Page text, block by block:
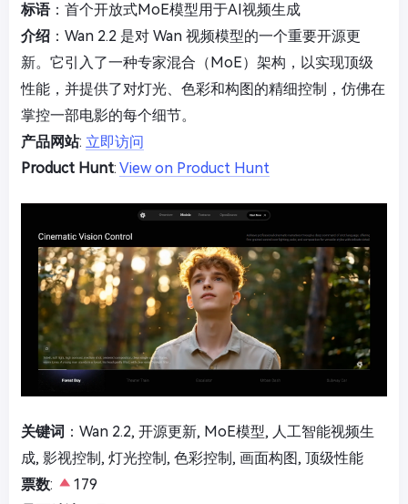
标语：首个开放式MoE模型用于AI视频生成
介绍 ：Wan 2.2 是对 Wan 视频模型的一个重要开源更
新。它引入了一种专家混合（MoE）架构，以实现顶级
性能，并提供了对灯光、色彩和构图的精细控制，仿佛在
掌控一部电影的每个细节。
产品网站: 立即访问
Product Hunt: View on Product Hunt
关键词 ：Wan 2.2, 开源更新, MoE模型, 人工智能视频生
成, 影视控制, 灯光控制, 色彩控制, 画面构图, 顶级性能
票数:
179